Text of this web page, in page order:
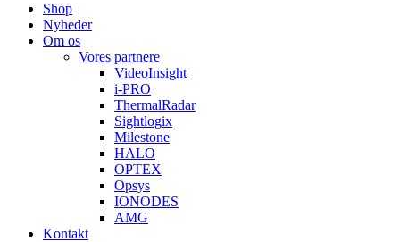
Shop
Nyheder
Om os
Vores partnere
VideoInsight
i-PRO
ThermalRadar
Sightlogix
Milestone
HALO
OPTEX
Opsys
IONODES
AMG
Kontakt